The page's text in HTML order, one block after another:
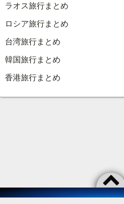
ラオス旅行まとめ
ロシア旅行まとめ
台湾旅行まとめ
韓国旅行まとめ
香港旅行まとめ